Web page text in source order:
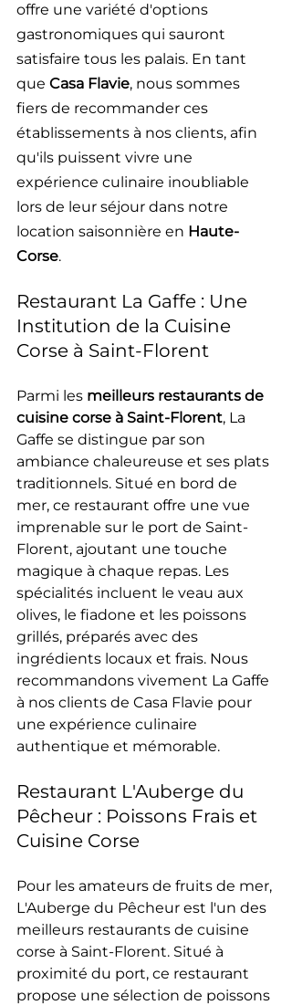
offre une variété d'options
gastronomiques qui sauront
satisfaire tous les palais. En tant
que Casa Flavie, nous sommes
fiers de recommander ces
établissements à nos clients, afin
qu'ils puissent vivre une
expérience culinaire inoubliable
lors de leur séjour dans notre
location saisonnière en Haute-
Corse.
Restaurant La Gaffe : Une
Institution de la Cuisine
Corse à Saint-Florent
Parmi les meilleurs restaurants de
cuisine corse à Saint-Florent, La
Gaffe se distingue par son
ambiance chaleureuse et ses plats
traditionnels. Situé en bord de
mer, ce restaurant offre une vue
imprenable sur le port de Saint-
Florent, ajoutant une touche
magique à chaque repas. Les
spécialités incluent le veau aux
olives, le fiadone et les poissons
grillés, préparés avec des
ingrédients locaux et frais. Nous
recommandons vivement La Gaffe
à nos clients de Casa Flavie pour
une expérience culinaire
authentique et mémorable.
Restaurant L'Auberge du
Pêcheur : Poissons Frais et
Cuisine Corse
Pour les amateurs de fruits de mer,
L'Auberge du Pêcheur est l'un des
meilleurs restaurants de cuisine
corse à Saint-Florent. Situé à
proximité du port, ce restaurant
propose une sélection de poissons